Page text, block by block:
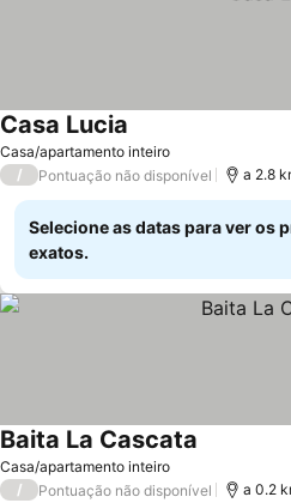
Casa/apartamento inteiro
Casa Lucia
/ Pontuação não disponível a 2.8
Selecione as datas para ver os
exatos.
Casa/apartamento inteiro
Baita La Cascata
/ Pontuação não disponível a 0.2